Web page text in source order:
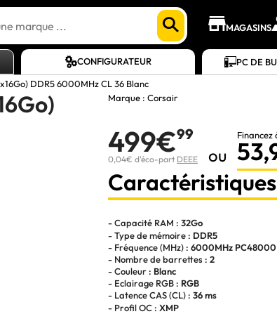
MAGASINS
CONFIGURATEUR PC DE
DDR5 6000MHz CL 36 Blanc
Marque : Corsair
499€99
0,04€ d'éco-part DEEE ou
- Capacité RAM : 32Go
- Type de mémoire : DDR5
- Fréquence (MHz) : 6000MHz PC48000
- Nombre de barrettes : 2
- Couleur : Blanc
- Eclairage RGB : RGB
- Latence CAS (CL) : 36 ms
- Profil OC : XMP